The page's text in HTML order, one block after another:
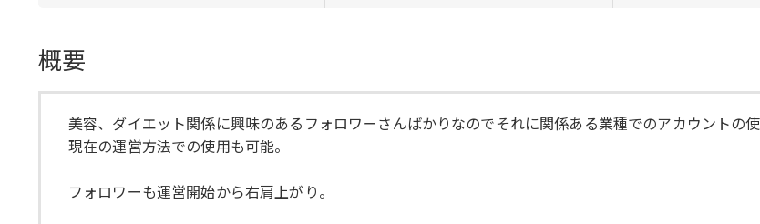
概要
美容、ダイエット関係に興味のあるフォロワーさんばかりなのでそれに関係ある業種でのアカウントの使
現在の運営方法での使用も可能。
フォロワーも運営開始から右肩上がり。